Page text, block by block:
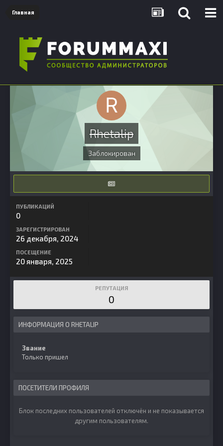
Главная
Rhetalip
Заблокирован
ПУБЛИКАЦИЙ
0
ЗАРЕГИСТРИРОВАН
26 декабря, 2024
ПОСЕЩЕНИЕ
20 января, 2025
РЕПУТАЦИЯ
0
ИНФОРМАЦИЯ О RHETALIP
Звание
Только пришел
ПОСЕТИТЕЛИ ПРОФИЛЯ
Блок последних пользователей отключён и не показывается
другим пользователям.